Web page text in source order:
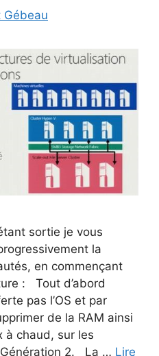
Gébeau
sortie je vous
la
en commençant
: Tout d’abord
pas l’OS et par
de la RAM ainsi
à chaud, sur les
2. La … Lire